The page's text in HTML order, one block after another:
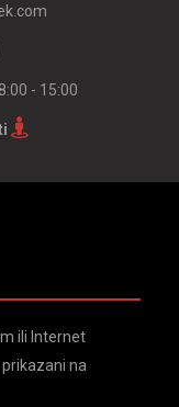
- 15:00
ili Internet
na